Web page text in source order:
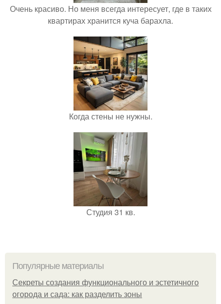
Очень красиво. Но меня всегда интересует, где в таких
квартирах хранится куча барахла.
Когда стены не нужны.
Студия 31 кв.
Популярные материалы
Секреты создания функционального и эстетичного
огорода и сада: как разделить зоны